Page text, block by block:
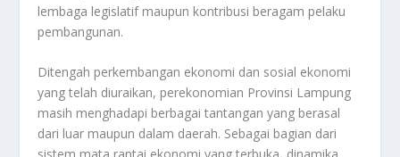
lembaga legislatif maupun kontribusi beragam pelaku
pembangunan.
Ditengah perkembangan ekonomi dan sosial ekonomi
yang telah diuraikan, perekonomian Provinsi Lampung
masih menghadapi berbagai tantangan yang berasal
dari luar maupun dalam daerah. Sebagai bagian dari